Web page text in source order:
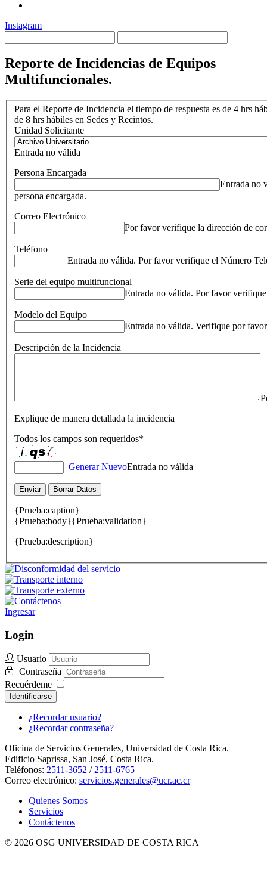
Instagram
Reporte de Incidencias de Equipos
Multifuncionales.
Para el Reporte de Incidencia el tiempo de respuesta es de 4 hrs
de 8 hrs hábiles en Sedes y Recintos.
Unidad Solicitante
Entrada no válida
Persona Encargada
Entrada no
persona encargada.
Correo Electrónico
Por favor verifique la dirección de
Teléfono
Entrada no válida. Por favor verifique el Número
Serie del equipo multifuncional
Entrada no válida. Por favor
Modelo del Equipo
Entrada no válida. Verifique por
Descripción de la Incidencia
Explique de manera detallada la incidencia
Todos los campos son requeridos*
Generar NuevoEntrada no válida
{Prueba:caption}
{Prueba:body}{Prueba:validation}
{Prueba:description}
Ingresar
Login
Usuario
Contraseña
Recuérdeme
Identificarse
¿Recordar usuario?
¿Recordar contraseña?
Oficina de Servicios Generales, Universidad de Costa Rica.
Edificio Saprissa, San José, Costa Rica.
Teléfonos: 2511-3652 / 2511-6765
Correo electrónico: servicios.generales@ucr.ac.cr
Quienes Somos
Servicios
Contáctenos
© 2026 OSG UNIVERSIDAD DE COSTA RICA